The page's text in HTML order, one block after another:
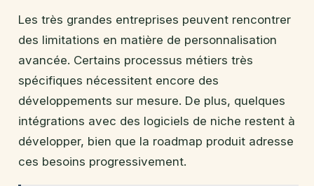
Les très grandes entreprises peuvent rencontrer
des limitations en matière de personnalisation
avancée. Certains processus métiers très
spécifiques nécessitent encore des
développements sur mesure. De plus, quelques
intégrations avec des logiciels de niche restent à
développer, bien que la roadmap produit adresse
ces besoins progressivement.